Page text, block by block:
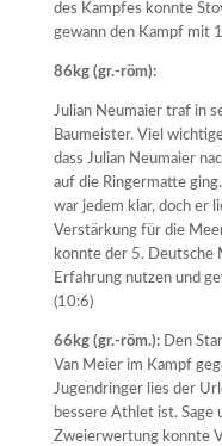
des Kampfes konnte
gewann den Kampf mit
86kg (gr.-röm):
Julian Neumaier traf in
Baumeister. Viel
dass Julian Neumaier
auf die Ringermatte
war jedem klar, doch er
Verstärkung für die
konnte der 5. Deutsche
Erfahrung nutzen und
(10:6)
66kg (gr.-röm.): Den
Van Meier im Kampf
Jugendringer lies der
bessere Athlet ist. Sage
Zweierwertung konnte